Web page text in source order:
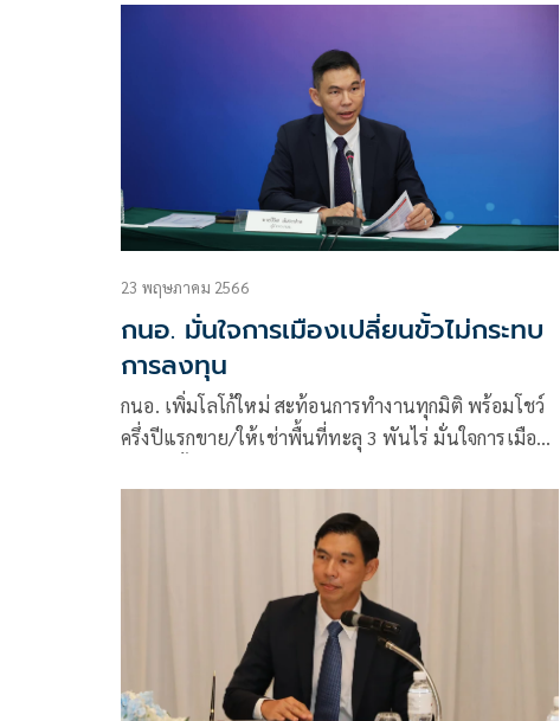
23 พฤษภาคม 2566
กนอ. มั่นใจการเมืองเปลี่ยนขั้วไม่กระทบ
การลงทุน
กนอ. เพิ่มโลโก้ใหม่ สะท้อนการทำงานทุกมิติ พร้อมโชว์
ครึ่งปีแรกขาย/ให้เช่าพื้นที่ทะลุ 3 พันไร่ มั่นใจการเมือง
พร้อมจ่ายหากแรงงานมีทักษะพอ